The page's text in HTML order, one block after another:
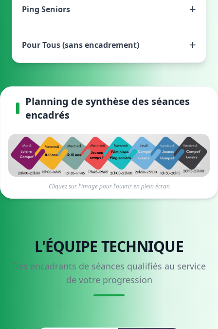
Ping Seniors +
Pour Tous (sans encadrement) +
Planning de synthèse des séances
encadrés
Cliquez sur l'image pour l'ouvrir en plein écran
L'ÉQUIPE TECHNIQUE
Des encadrants de séances qualifiés au service
de votre progression